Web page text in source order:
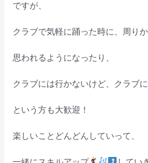
ですが、
クラブで気軽に踊った時に、周り
思われるようになったり、
クラブには行かないけど、クラブ
という方も大歓迎！
楽しいことどんどんしていって、